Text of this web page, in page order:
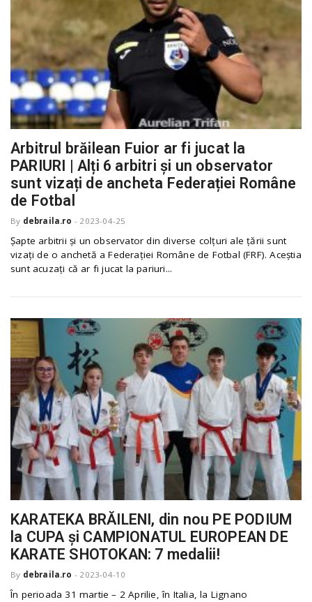
Arbitrul brăilean Fuior ar fi jucat la
PARIURI | Alți 6 arbitri și un observator
sunt vizați de ancheta Federației Române
de Fotbal
By debraila.ro - 2023-04-25
Șapte arbitrii și un observator din diverse colțuri ale țării sunt
vizați de o anchetă a Federației Române de Fotbal (FRF). Aceștia
sunt acuzați că ar fi jucat la pariuri...
KARATEKA BRĂILENI, din nou PE PODIUM
la CUPA și CAMPIONATUL EUROPEAN DE
KARATE SHOTOKAN: 7 medalii!
By debraila.ro - 2023-04-10
În perioada 31 martie – 2 Aprilie, în Italia, la Lignano